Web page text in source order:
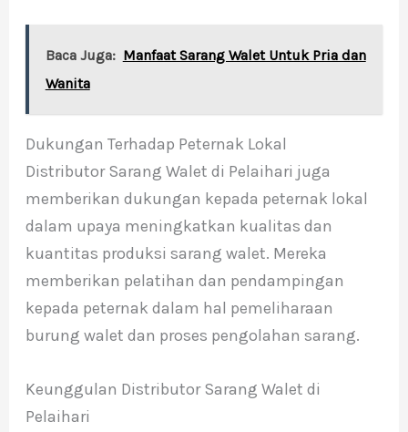
Baca Juga: Manfaat Sarang Walet Untuk Pria dan
Wanita
Dukungan Terhadap Peternak Lokal
Distributor Sarang Walet di Pelaihari juga
memberikan dukungan kepada peternak lokal
dalam upaya meningkatkan kualitas dan
kuantitas produksi sarang walet. Mereka
memberikan pelatihan dan pendampingan
kepada peternak dalam hal pemeliharaan
burung walet dan proses pengolahan sarang.
Keunggulan Distributor Sarang Walet di
Pelaihari